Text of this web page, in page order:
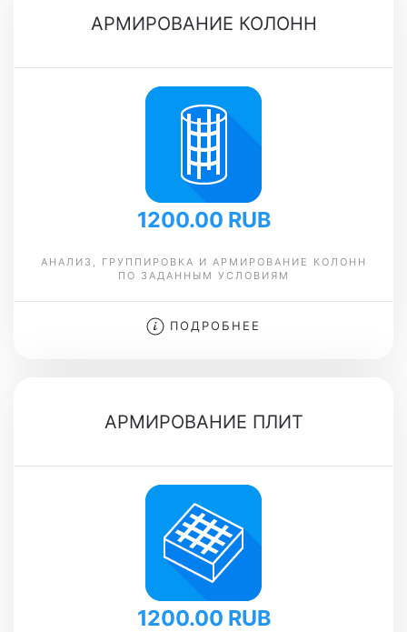
АРМИРОВАНИЕ КОЛОНН
1200.00 RUB
АНАЛИЗ, ГРУППИРОВКА И АРМИРОВАНИЕ КОЛОНН
ПО ЗАДАННЫМ УСЛОВИЯМ
ПОДРОБНЕЕ
АРМИРОВАНИЕ ПЛИТ
1200.00 RUB